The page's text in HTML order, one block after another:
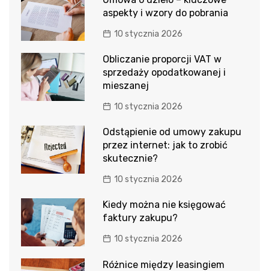
aspekty i wzory do pobrania
10 stycznia 2026
Obliczanie proporcji VAT w
sprzedaży opodatkowanej i
mieszanej
10 stycznia 2026
Odstąpienie od umowy zakupu
przez internet: jak to zrobić
skutecznie?
10 stycznia 2026
Kiedy można nie księgować
faktury zakupu?
10 stycznia 2026
Różnice między leasingiem